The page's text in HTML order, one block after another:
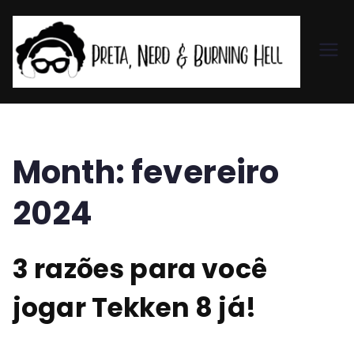
et
Month:fevereiro
2024
3 razões para você
jogar Tekken 8 já!